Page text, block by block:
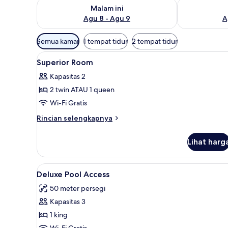
Malam ini
Agu 8 - Agu 9
Filter
tersedia
untuk
kamar
Semua kamar 1 tempat tidur 2 tempat tidur
Lihat
semua
foto
untuk
Superior
Room
Seprai premium, bantalan
25
Superior Room
Kapasitas 2
2 twin ATAU 1 queen
Wi-Fi Gratis
Rincian selengkapnya
Rincian
Superior
Room
Lihat
Lihat
semua
foto
untuk
Deluxe
Deluxe Pool Access | Seprai
9
Deluxe Pool Access
50 meter persegi
Kapasitas 3
1 king